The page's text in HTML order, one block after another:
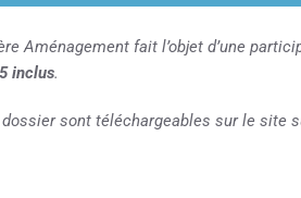
Aménagement fait l’objet d’une
inclus.
sont téléchargeables sur le site